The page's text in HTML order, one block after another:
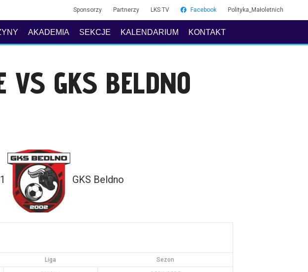
Sponsorzy Partnerzy LKS TV Facebook Polityka_Małoletnich
AKADEMIA SEKCJE KALENDARIUM KONTAKT
VS GKS BELDNO
1 GKS Beldno
Liga Sezon